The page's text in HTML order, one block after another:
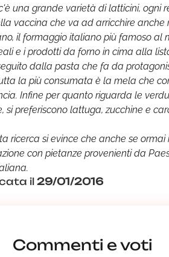
una grande varietà di latticini, ogni
vaccina che va ad arricchire anche
il formaggio italiano più famoso al
e i prodotti da forno in cima alla
dalla pasta che fa da
la più consumata è la mela che
Infine per quanto riguarda le
si preferiscono lattuga, zucchine e
ricerca si evince che anche se
con pietanze provenienti da
il 29/01/2016
Commenti e voti